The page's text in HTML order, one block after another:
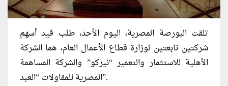
تلقت البورصة المصرية، اليوم الأحد، طلب قيد أسهم
شركتين تابعتين لوزارة قطاع الأعمال العام، هما الشركة
الأهلية للاستثمار والتعمير “نيركو” والشركة المساهمة
المصرية للمقاولات “العبد”.